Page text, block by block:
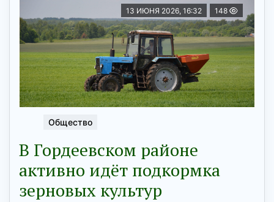
13 ИЮНЯ 2026, 16:32 148
Общество
В Гордеевском районе
активно идёт подкормка
зерновых культур